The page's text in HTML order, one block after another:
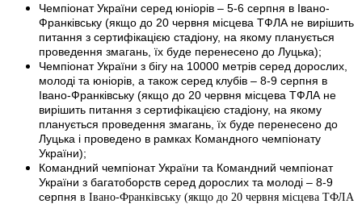
Чемпіонат України серед юніорів – 5-6 серпня в Івано-
Франківську (якщо до 20 червня місцева ТФЛА не вирішить
питання з сертифікацією стадіону, на якому планується
проведення змагань, їх буде перенесено до Луцька);
Чемпіонат України з бігу на 10000 метрів серед дорослих,
молоді та юніорів, а також серед клубів – 8-9 серпня в
Івано-Франківську (якщо до 20 червня місцева ТФЛА не
вирішить питання з сертифікацією стадіону, на якому
планується проведення змагань, їх буде перенесено до
Луцька і проведено в рамках Командного чемпіонату
України);
Командний чемпіонат України та Командний чемпіонат
України з багатоборств серед дорослих та молоді – 8-9
серпня в Івано-Франківську (якщо до 20 червня місцева ТФЛА